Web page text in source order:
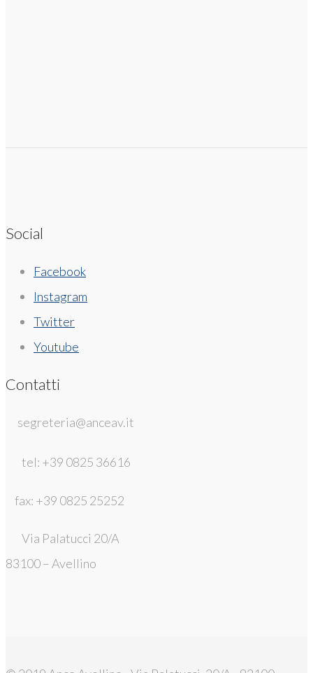
Social
Facebook
Instagram
Twitter
Youtube
Contatti
segreteria@anceav.it
tel: +39 0825 36616
fax: +39 0825 25252
Via Palatucci 20/A
83100 – Avellino